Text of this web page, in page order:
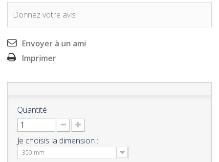
Donnez votre avis
Envoyer à un ami
Imprimer
Quantité
Je choisis la dimension :
350 mm